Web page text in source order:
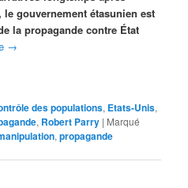
gouvernement étasunien est
la propagande contre État
→
des populations, Etats-Unis,
, Robert Parry | Marqué
,propagande